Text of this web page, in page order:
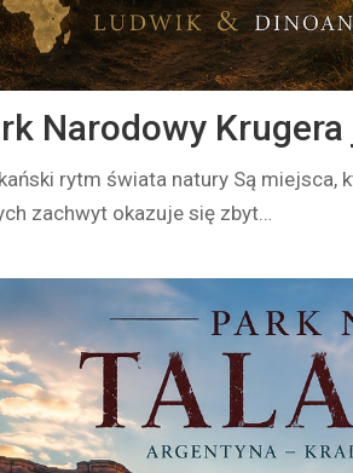
Narodowy Krugera
rytm świata natury Są miejsca,
zachwyt okazuje się zbyt…